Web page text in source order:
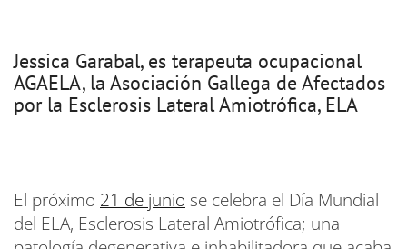
Jessica Garabal, es terapeuta ocupacional
AGAELA, la Asociación Gallega de Afectados
por la Esclerosis Lateral Amiotrófica, ELA
El próximo 21 de junio se celebra el Día Mundial
del ELA, Esclerosis Lateral Amiotrófica; una